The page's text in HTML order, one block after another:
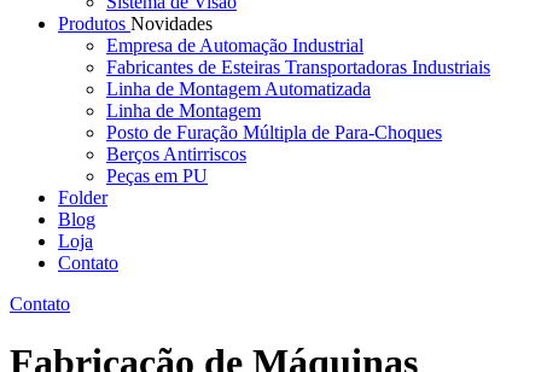
Produtos Novidades
Empresa de Automação Industrial
Fabricantes de Esteiras Transportadoras Industriais
Linha de Montagem Automatizada
Linha de Montagem
Posto de Furação Múltipla de Para-Choques
Berços Antirriscos
Peças em PU
Folder
Blog
Loja
Contato
Contato
Fabricação de Máquinas